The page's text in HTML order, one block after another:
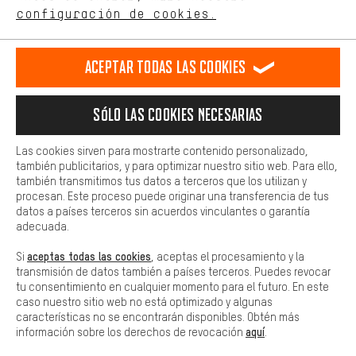
español
ES english Deutsch
RESCINDIR EL CONTRATO Comunidad de Aquisgrán Programa de afiliados
Aviso Legal Protección de datos Condiciones Generales
Plataforma de reportes Reciclaje de baterias
Configuración de las cookies Ajusta el contraste
Todos los precios indicados son en euros e sin MwSt, más
gastos de envío aEstados Unidos.
configuración de cookies.
comportamiento de compra.
Más confort
cookies de comodidad, creamos enlaces a plataformas de redes
sociales. Esto nos permite proporcionarle más contenido e
adicionales que le ayudarán a encontrar los productos adecuados.
preguntas de forma rápida y sencilla.
Básica
Las cookies básicas aseguran que puedas usar nuestro sitio web.
Aceptar todas las cookies
Sólo las cookies necesarias
Las cookies sirven para mostrarte contenido personalizado,
también publicitarios, y para optimizar nuestro sitio web. Para ello,
también transmitimos tus datos a terceros que los utilizan y
procesan. Este proceso puede originar una transferencia de tus
datos a países terceros sin acuerdos vinculantes o garantía
adecuada.
Si aceptas todas las cookies , aceptas el procesamiento y la
transmisión de datos también a países terceros. Puedes revocar
tu consentimiento en cualquier momento para el futuro. En este
caso nuestro sitio web no está optimizado y algunas
características no se encontrarán disponibles. Obtén más
información sobre los derechos de revocación aquí.